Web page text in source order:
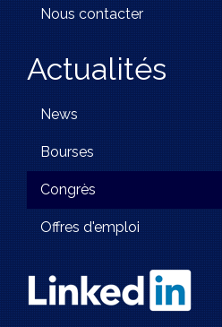
Nous contacter
Actualités
News
Bourses
Congrès
Offres d'emploi